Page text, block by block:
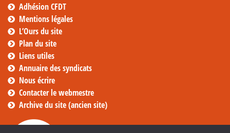
Adhésion CFDT
Mentions légales
L’Ours du site
Plan du site
Liens utiles
Annuaire des syndicats
Nous écrire
Contacter le webmestre
Archive du site (ancien site)